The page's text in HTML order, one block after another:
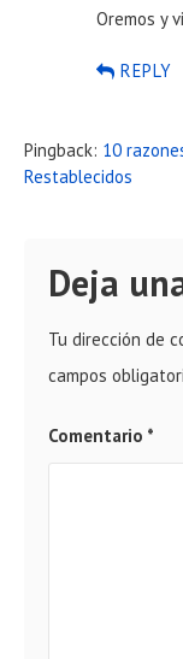
Oremos y
REPLY
Pingback: 10
Restablecidos
Deja
Tu dirección de
campos
Comentario *